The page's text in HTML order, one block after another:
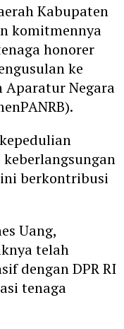
Kabupaten
komitmennya
honorer
ke
Aparatur Negara
berkontribusi
Uang,
telah
dengan DPR RI
tenaga